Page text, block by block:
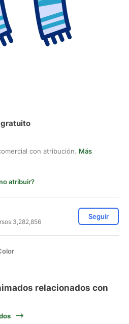
gratuito
con atribución. Más
atribuir?
3,282,856
Seguir
relacionados con